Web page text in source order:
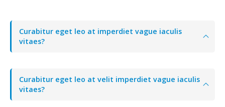
Curabitur eget leo at imperdiet vague iaculis
vitaes?
Curabitur eget leo at velit imperdiet vague iaculis
vitaes?